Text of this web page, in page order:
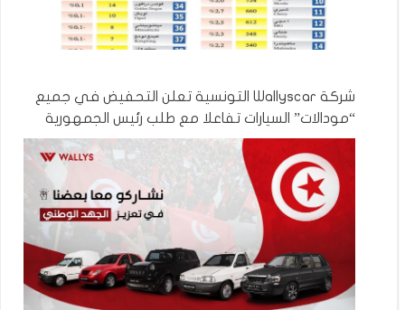
شركة Wallyscar التونسية تعلن التحفيض في جميع
“مودالات” السيارات تفاعلا مع طلب رئيس الجمهورية